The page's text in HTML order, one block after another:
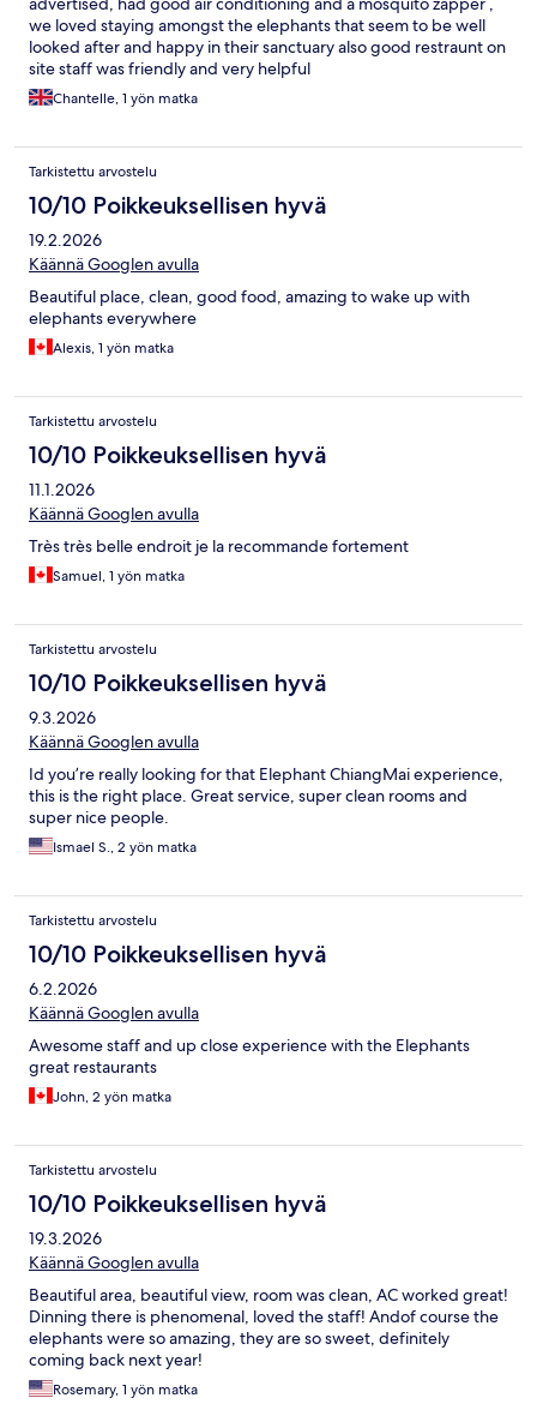
we loved staying amongst the elephants that seem to be well
looked after and happy in their sanctuary also good restraunt on
site staff was friendly and very helpful
Chantelle, 1 yön matka
Tarkistettu arvostelu
10/10 Poikkeuksellisen hyvä
19.2.2026
Käännä Googlen avulla
Beautiful place, clean, good food, amazing to wake up with
elephants everywhere
Alexis, 1 yön matka
Tarkistettu arvostelu
10/10 Poikkeuksellisen hyvä
11.1.2026
Käännä Googlen avulla
Très très belle endroit je la recommande fortement
Samuel, 1 yön matka
Tarkistettu arvostelu
10/10 Poikkeuksellisen hyvä
9.3.2026
Käännä Googlen avulla
Id you’re really looking for that Elephant ChiangMai experience,
this is the right place. Great service, super clean rooms and
super nice people.
Ismael S., 2 yön matka
Tarkistettu arvostelu
10/10 Poikkeuksellisen hyvä
6.2.2026
Käännä Googlen avulla
Awesome staff and up close experience with the Elephants
great restaurants
John, 2 yön matka
Tarkistettu arvostelu
10/10 Poikkeuksellisen hyvä
19.3.2026
Käännä Googlen avulla
Beautiful area, beautiful view, room was clean, AC worked great!
Dinning there is phenomenal, loved the staff! Andof course the
elephants were so amazing, they are so sweet, definitely
coming back next year!
Rosemary, 1 yön matka